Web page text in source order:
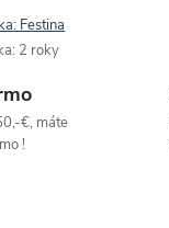
Festina
: 2 roky
€, máte
!